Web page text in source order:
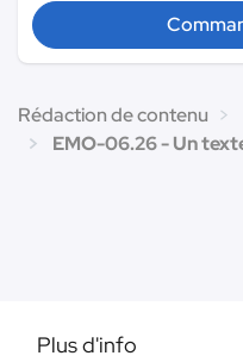
Rédaction de contenu
EMO-06.26 - Un
Plus d'info